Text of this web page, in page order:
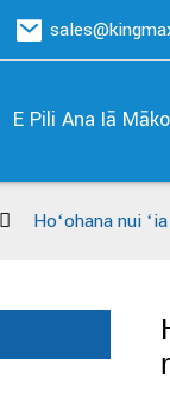
E Pili Ana Iā
Hoʻohana nui